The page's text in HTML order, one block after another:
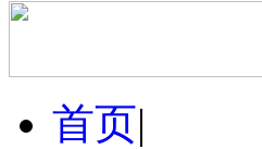
首页|